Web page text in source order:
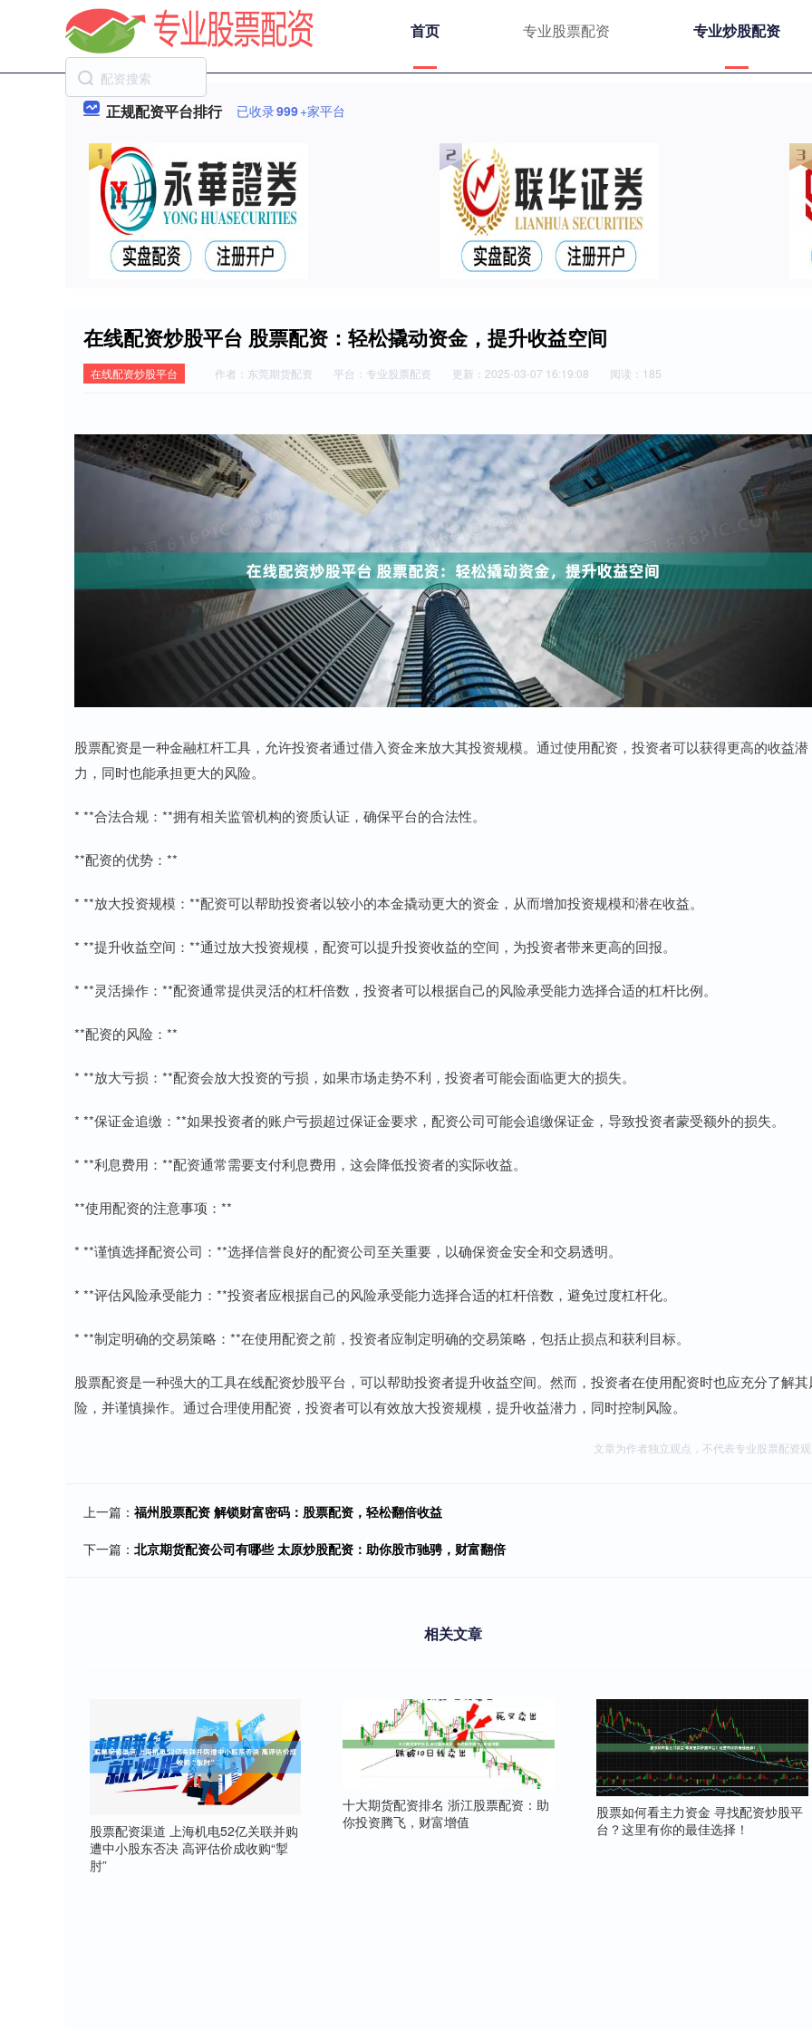
首页 专业股票配资 专业炒股配资
正规配资平台排行 已收录999+家平台
在线配资炒股平台 股票配资：轻松撬动资金，提升收益空间
在线配资炒股平台 作者：东莞期货配资 平台：专业股票配资 更新：2025-03-07 16:19:08 阅读：185
股票配资是一种金融杠杆工具，允许投资者通过借入资金来放大其投资规模。通过使用配资，投资者可以获得更高的收益潜
力，同时也能承担更大的风险。
* **合法合规：**拥有相关监管机构的资质认证，确保平台的合法性。
**配资的优势：**
* **放大投资规模：**配资可以帮助投资者以较小的本金撬动更大的资金，从而增加投资规模和潜在收益。
* **提升收益空间：**通过放大投资规模，配资可以提升投资收益的空间，为投资者带来更高的回报。
* **灵活操作：**配资通常提供灵活的杠杆倍数，投资者可以根据自己的风险承受能力选择合适的杠杆比例。
**配资的风险：**
* **放大亏损：**配资会放大投资的亏损，如果市场走势不利，投资者可能会面临更大的损失。
* **保证金追缴：**如果投资者的账户亏损超过保证金要求，配资公司可能会追缴保证金，导致投资者蒙受额外的损失。
* **利息费用：**配资通常需要支付利息费用，这会降低投资者的实际收益。
**使用配资的注意事项：**
* **谨慎选择配资公司：**选择信誉良好的配资公司至关重要，以确保资金安全和交易透明。
* **评估风险承受能力：**投资者应根据自己的风险承受能力选择合适的杠杆倍数，避免过度杠杆化。
* **制定明确的交易策略：**在使用配资之前，投资者应制定明确的交易策略，包括止损点和获利目标。
股票配资是一种强大的工具在线配资炒股平台，可以帮助投资者提升收益空间。然而，投资者在使用配资时也应充分了解其
险，并谨慎操作。通过合理使用配资，投资者可以有效放大投资规模，提升收益潜力，同时控制风险。
文章为作者独立观点，不代表专业股票配资
上一篇： 福州股票配资 解锁财富密码：股票配资，轻松翻倍收益
下一篇： 北京期货配资公司有哪些 太原炒股配资：助你股市驰骋，财富翻倍
相关文章
股票配资渠道 上海机电52亿关联并购
遭中小股东否决 高评估价成收购“掣
肘”
十大期货配资排名 浙江股票配资：助
你投资腾飞，财富增值
股票如何看主力资金 寻找配资炒股平
台？这里有你的最佳选择！